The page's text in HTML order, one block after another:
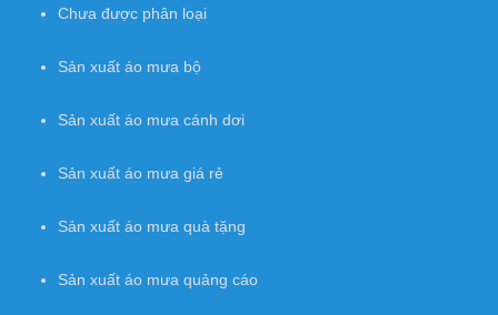
Chưa được phân loại
Sản xuất áo mưa bộ
Sản xuất áo mưa cánh dơi
Sản xuất áo mưa giá rẻ
Sản xuất áo mưa quà tặng
Sản xuất áo mưa quảng cáo